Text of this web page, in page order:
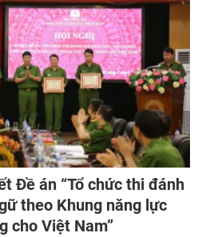
viên…
Đề án “Tổ chức thi đánh
theo Khung năng lực
cho Việt Nam”